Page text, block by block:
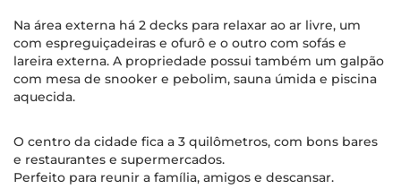
Na área externa há 2 decks para relaxar ao ar livre, um
com espreguiçadeiras e ofurô e o outro com sofás e
lareira externa. A propriedade possui também um galpão
com mesa de snooker e pebolim, sauna úmida e piscina
aquecida.
O centro da cidade fica a 3 quilômetros, com bons bares
e restaurantes e supermercados.
Perfeito para reunir a família, amigos e descansar.